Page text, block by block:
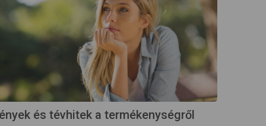
és tévhitek a termékenységről